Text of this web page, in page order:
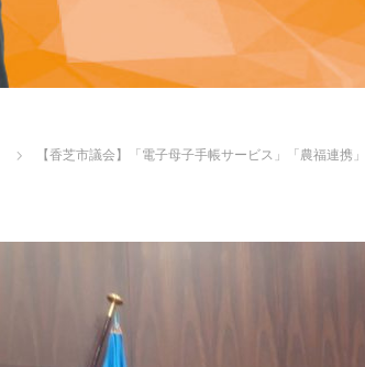
【香芝市議会】「電子母子手帳サービス」「農福連携